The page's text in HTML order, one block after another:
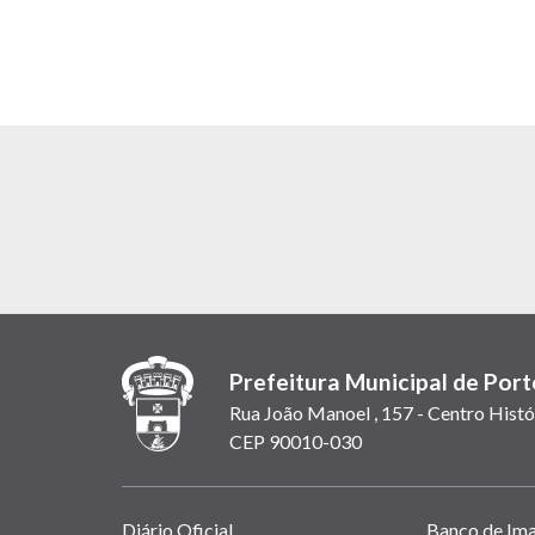
Prefeitura Municipal de
Rua João Manoel , 157 - Centro
CEP 90010-030
Links
Diário Oficial Banco de